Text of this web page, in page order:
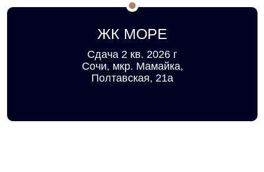
ЖК МОРЕ
Сдача 2 кв. 2026 г
Сочи, мкр. Мамайка,
Полтавская, 21а